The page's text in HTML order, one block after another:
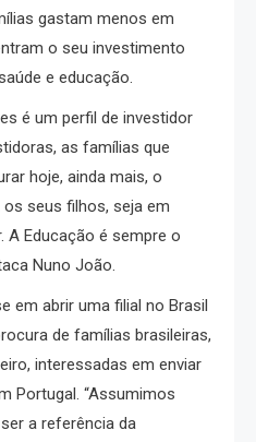
gastam menos em
o seu investimento
e educação.
é um perfil de investidor
as famílias que
hoje, ainda mais, o
seus filhos, seja em
A Educação é sempre o
Nuno João.
em abrir uma filial no Brasil
de famílias brasileiras,
interessadas em enviar
Portugal. “Assumimos
a referência da